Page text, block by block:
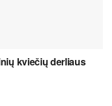
kviečių derliaus